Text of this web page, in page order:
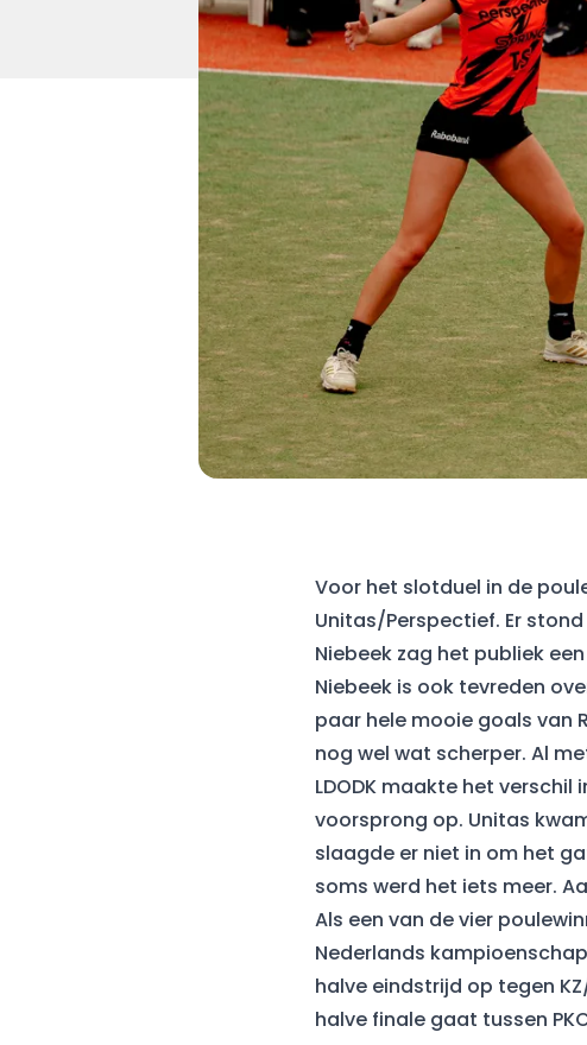
Voor het slotduel in de
Unitas/Perspectief. Er
Niebeek zag het publiek
Niebeek is ook tevreden
paar hele mooie goals van
nog wel wat scherper. Al
LDODK maakte het
voorsprong op. Unitas
slaagde er niet in om het
soms werd het iets meer.
Als een van de vier
Nederlands
halve eindstrijd op tegen
halve finale gaat tussen